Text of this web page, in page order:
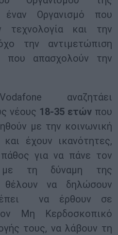
Οργανισμό που
τεχνολογία και την
την αντιμετώπιση
που απασχολούν την
αναζητάει
νέους 18-35 ετών που
με την κοινωνική
και έχουν ικανότητες,
για να πάνε τον
τη δύναμη της
θέλουν να δηλώσουν
να έρθουν σε
Μη Κερδοσκοπικό
τους, να λάβουν τη